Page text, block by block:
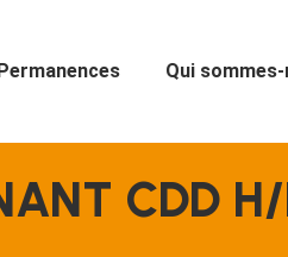
Qui
CDD